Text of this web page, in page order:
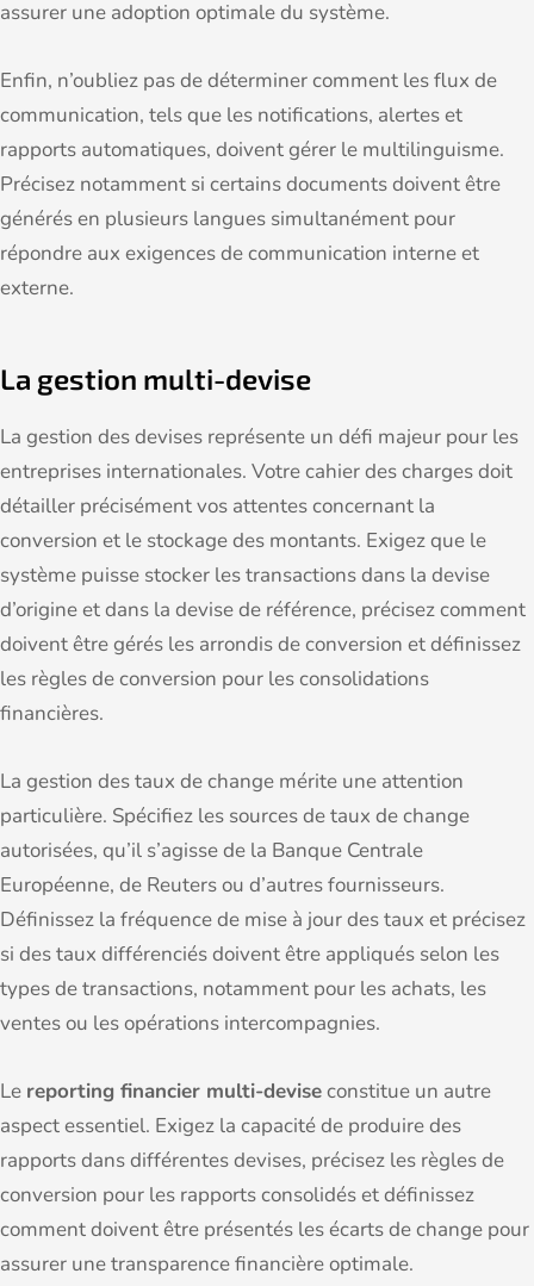
assurer une adoption optimale du système.
Enfin, n’oubliez pas de déterminer comment les flux de
communication, tels que les notifications, alertes et
rapports automatiques, doivent gérer le multilinguisme.
Précisez notamment si certains documents doivent être
générés en plusieurs langues simultanément pour
répondre aux exigences de communication interne et
externe.
La gestion multi-devise
La gestion des devises représente un défi majeur pour les
entreprises internationales. Votre cahier des charges doit
détailler précisément vos attentes concernant la
conversion et le stockage des montants. Exigez que le
système puisse stocker les transactions dans la devise
d’origine et dans la devise de référence, précisez comment
doivent être gérés les arrondis de conversion et définissez
les règles de conversion pour les consolidations
financières.
La gestion des taux de change mérite une attention
particulière. Spécifiez les sources de taux de change
autorisées, qu’il s’agisse de la Banque Centrale
Européenne, de Reuters ou d’autres fournisseurs.
Définissez la fréquence de mise à jour des taux et précisez
si des taux différenciés doivent être appliqués selon les
types de transactions, notamment pour les achats, les
ventes ou les opérations intercompagnies.
Le reporting financier multi-deviseconstitue un autre
aspect essentiel. Exigez la capacité de produire des
rapports dans différentes devises, précisez les règles de
conversion pour les rapports consolidés et définissez
comment doivent être présentés les écarts de change pour
assurer une transparence financière optimale.